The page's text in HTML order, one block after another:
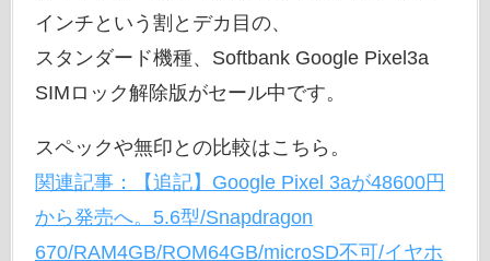
インチという割とデカ目の、
スタンダード機種、Softbank Google Pixel3a
SIMロック解除版がセール中です。
スペックや無印との比較はこちら。
関連記事：【追記】Google Pixel 3aが48600円
から発売へ。5.6型/Snapdragon
670/RAM4GB/ROM64GB/microSD不可/イヤホ